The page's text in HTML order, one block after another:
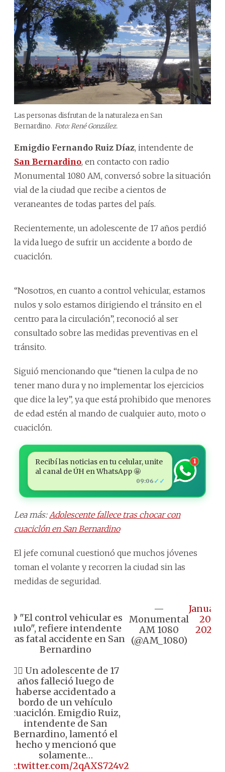
Las personas disfrutan de la naturaleza en San
Bernardino. Foto: René González.
Emigdio Fernando Ruiz Díaz, intendente de
San Bernardino, en contacto con radio
Monumental 1080 AM, conversó sobre la situación
vial de la ciudad que recibe a cientos de
veraneantes de todas partes del país.
Recientemente, un adolescente de 17 años perdió
la vida luego de sufrir un accidente a bordo de
cuaciclón.
“Nosotros, en cuanto a control vehicular, estamos
nulos y solo estamos dirigiendo el tránsito en el
centro para la circulación”, reconoció al ser
consultado sobre las medidas preventivas en el
tránsito.
Siguió mencionando que “tienen la culpa de no
tener mano dura y no implementar los ejercicios
que dice la ley”, ya que está prohibido que menores
de edad estén al mando de cualquier auto, moto o
cuaciclón.
Recibí las noticias en tu celular, unite
al canal de ÚH en WhatsApp 🤩
09:06 ✓✓
1
Lea más: Adolescente fallece tras chocar con
cuaciclón en San Bernardino
El jefe comunal cuestionó que muchos jóvenes
toman el volante y recorren la ciudad sin las
medidas de seguridad.
🔴 "El control vehicular es
nulo", refiere intendente
tras fatal accidente en San
Bernardino
👉🏼 Un adolescente de 17
años falleció luego de
haberse accidentado a
bordo de un vehículo
cuaciclón. Emigdio Ruiz,
intendente de San
Bernardino, lamentó el
hecho y mencionó que
solamente…
pic.twitter.com/2qAXS724v2
—
Monumental
AM 1080
(@AM_1080)
January
20,
2025